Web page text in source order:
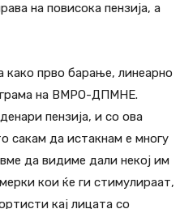
на повисока пензија, а
како прво барање, линеарно
на ВМРО-ДПМНЕ.
пензија, и со ова
сакам да истакнам е многу
да видиме дали некој им
кои ќе ги стимулираат,
кај лицата со